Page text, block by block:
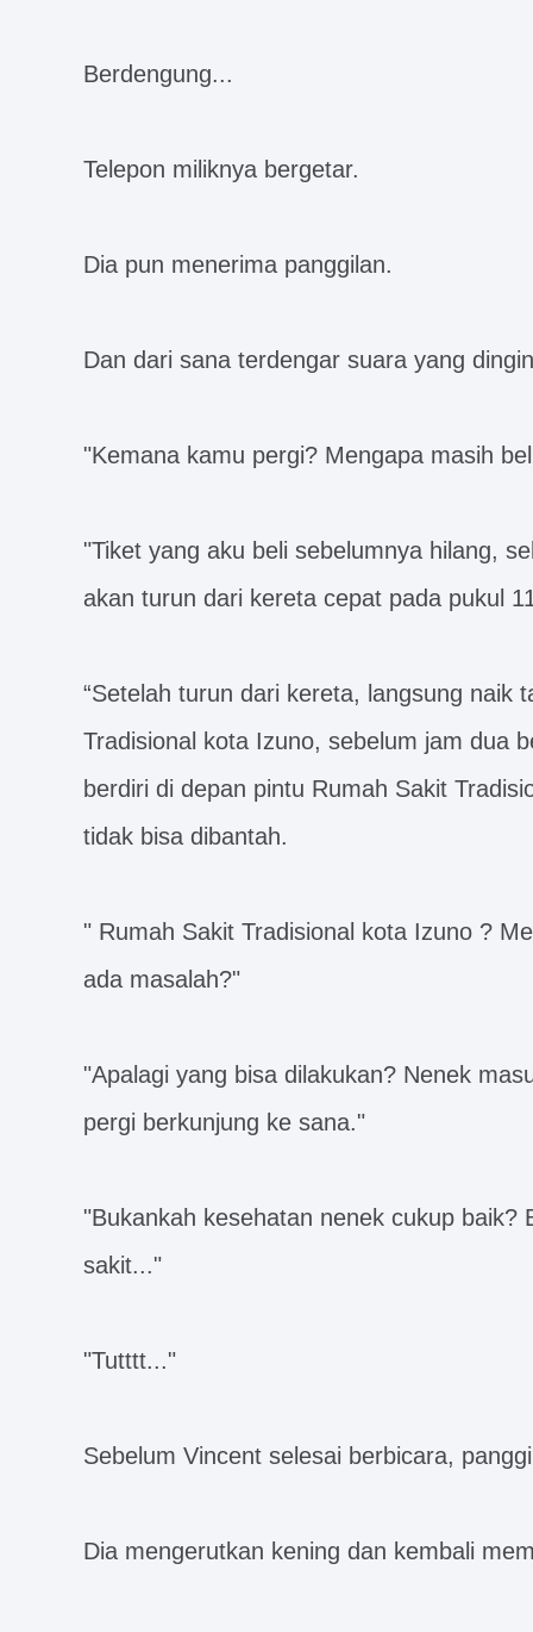
Berdengung...
Telepon miliknya bergetar.
Dia pun menerima panggilan.
Dan dari sana terdengar suara yang
"Kemana kamu pergi? Mengapa masih
"Tiket yang aku beli sebelumnya hilang,
akan turun dari kereta cepat pada pukul
“Setelah turun dari kereta, langsung naik
Tradisional kota Izuno, sebelum jam dua
berdiri di depan pintu Rumah Sakit
tidak bisa dibantah.
" Rumah Sakit Tradisional kota Izuno ?
ada masalah?"
"Apalagi yang bisa dilakukan? Nenek
pergi berkunjung ke sana."
"Bukankah kesehatan nenek cukup baik?
sakit..."
"Tutttt..."
Sebelum Vincent selesai berbicara,
Dia mengerutkan kening dan kembali